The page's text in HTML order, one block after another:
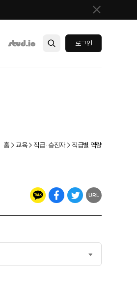
로그인
홈 > 교육 > 직급·승진자 > 직급별 역량
URL